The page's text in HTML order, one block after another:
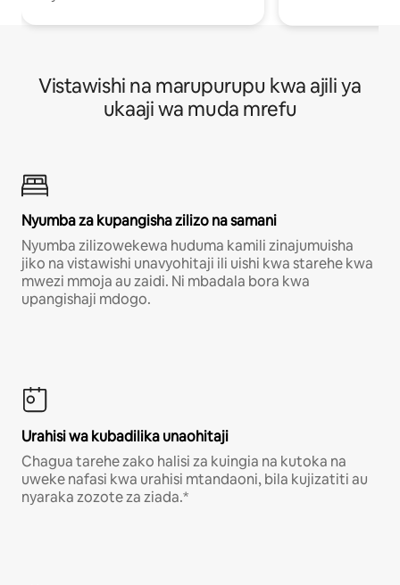
Vistawishi na marupurupu kwa ajili ya
ukaaji wa muda mrefu
Nyumba za kupangisha zilizo na samani
Nyumba zilizowekewa huduma kamili zinajumuisha
jiko na vistawishi unavyohitaji ili uishi kwa starehe kwa
mwezi mmoja au zaidi. Ni mbadala bora kwa
upangishaji mdogo.
Urahisi wa kubadilika unaohitaji
Chagua tarehe zako halisi za kuingia na kutoka na
uweke nafasi kwa urahisi mtandaoni, bila kujizatiti au
nyaraka zozote za ziada.*